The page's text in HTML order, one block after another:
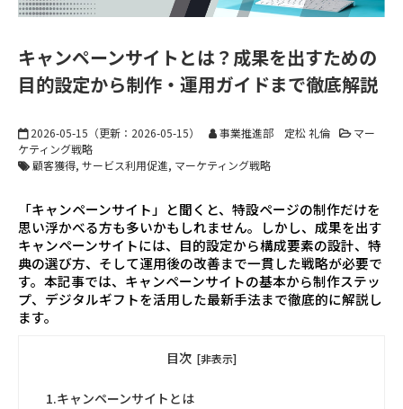
キャンペーンサイトとは？成果を出すための
目的設定から制作・運用ガイドまで徹底解説
2026-05-15 （更新： 2026-05-15） 事業推進部 定松 礼倫
マー
ケティング戦略
顧客獲得 サービス利用促進 マーケティング戦略
「キャンペーンサイト」と聞くと、特設ページの制作だけを
思い浮かべる方も多いかもしれません。しかし、成果を出す
キャンペーンサイトには、目的設定から構成要素の設計、特
典の選び方、そして運用後の改善まで一貫した戦略が必要で
す。本記事では、キャンペーンサイトの基本から制作ステッ
プ、デジタルギフトを活用した最新手法まで徹底的に解説し
ます。
目次 [非表示]
1.キャンペーンサイトとは